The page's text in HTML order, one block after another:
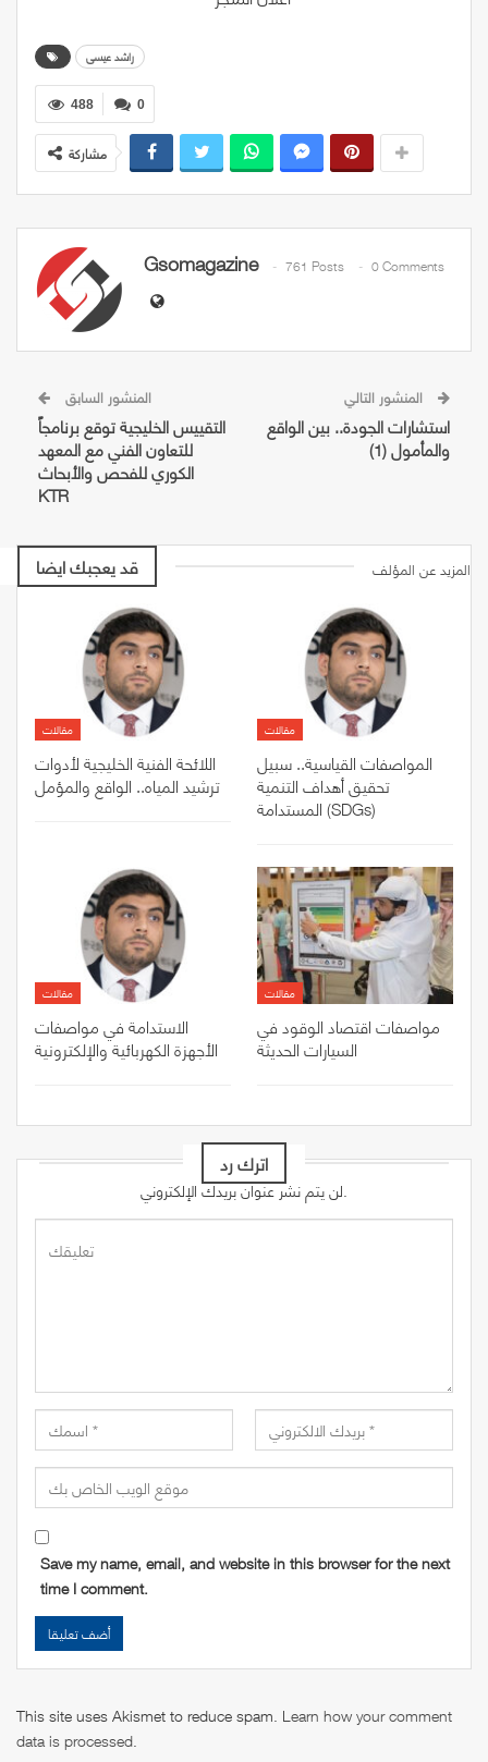
راشد عيسى
0
488
مشاركة
Gsomagazine 761 Posts 0 Comments
المنشور السابق
التقييس الخليجية توقع برنامجاً
للتعاون الفني مع المعهد
الكوري للفحص والأبحاث
KTR
استشارات الجودة.. بين الواقع
والمأمول (1)
قد يعجبك ايضا المزيد عن المؤلف
مقالات
اللائحة الفنية الخليجية لأدوات
ترشيد المياه.. الواقع والمؤمل
مقالات
المواصفات القياسية.. سبيل
تحقيق أهداف التنمية
المستدامة (SDGs)
مقالات
الاستدامة في مواصفات
الأجهزة الكهربائية والإلكترونية
مقالات
مواصفات اقتصاد الوقود في
السيارات الحديثة
اترك رد
لن يتم نشر عنوان بريدك الإلكتروني.
Save my name, email, and website in this browser for the next
time I comment.
This site uses Akismet to reduce spam. Learn how your comment
data is processed.